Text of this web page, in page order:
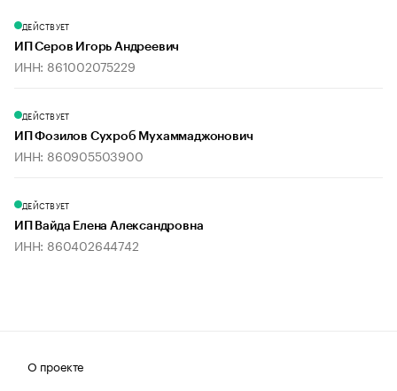
ДЕЙСТВУЕТ
ИП Серов Игорь Андреевич
ИНН: 861002075229
ДЕЙСТВУЕТ
ИП Фозилов Сухроб Мухаммаджонович
ИНН: 860905503900
ДЕЙСТВУЕТ
ИП Вайда Елена Александровна
ИНН: 860402644742
О проекте